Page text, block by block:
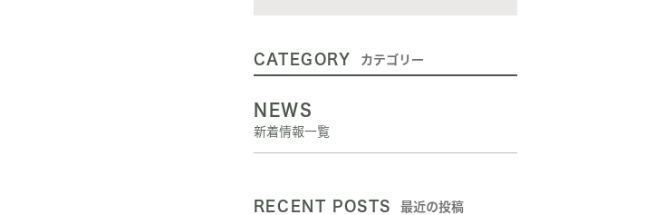
CATEGORY カテゴリー
NEWS
新着情報一覧
RECENT POSTS 最近の投稿